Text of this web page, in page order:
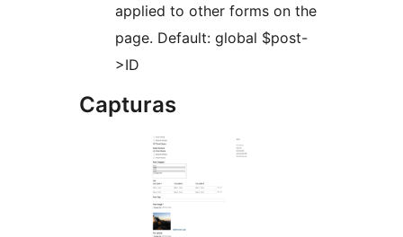
applied to other forms on the
page. Default: global $post-
>ID
Capturas